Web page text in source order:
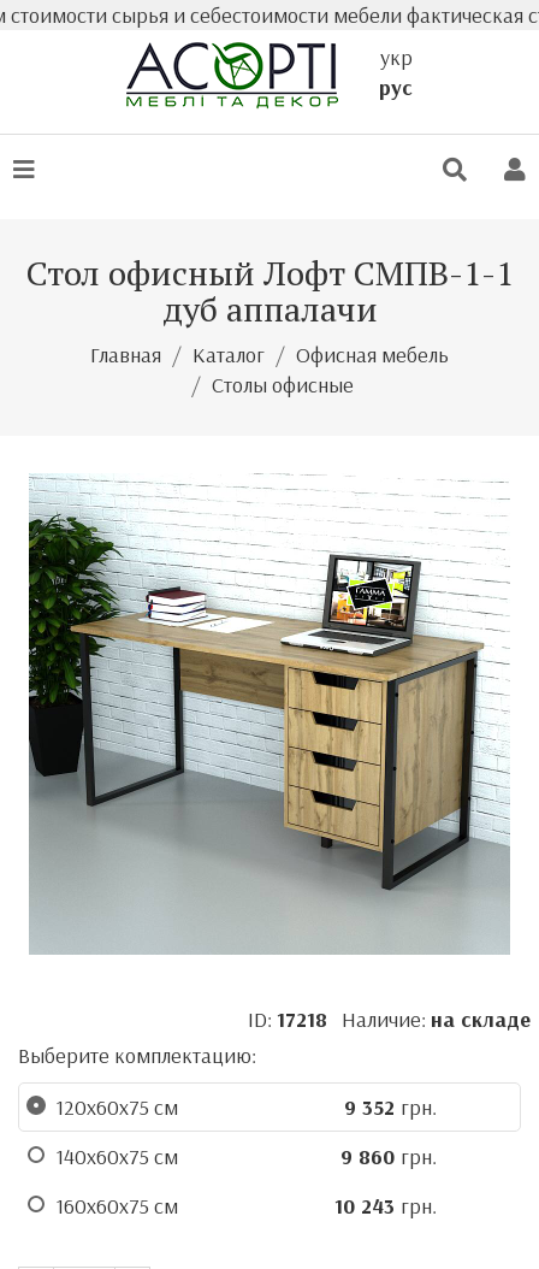
сырья и себестоимости мебели фактическая
укр
рус
Стол офисный Лофт СМПВ-1-1
дуб аппалачи
Главная Каталог
Офисная мебель
Столы офисные
ID: 17218 Наличие: на складе
Выберите комплектацию:
120х60х75 см
9 352 грн.
140х60х75 см
9 860 грн.
160х60х75 см
10 243 грн.